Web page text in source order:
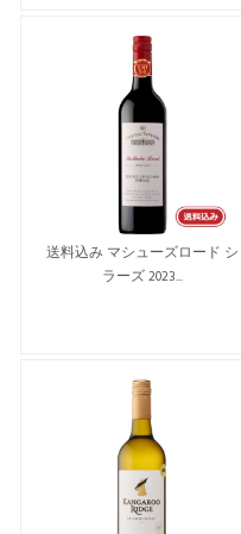
送料込み マシューズロード シ
ラーズ 2023...